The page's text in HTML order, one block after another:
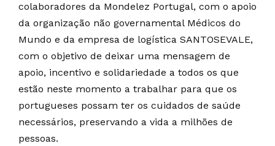
colaboradores da Mondelez Portugal, com o apoio
da organização não governamental Médicos do
Mundo e da empresa de logística SANTOSEVALE,
com o objetivo de deixar uma mensagem de
apoio, incentivo e solidariedade a todos os que
estão neste momento a trabalhar para que os
portugueses possam ter os cuidados de saúde
necessários, preservando a vida a milhões de
pessoas.